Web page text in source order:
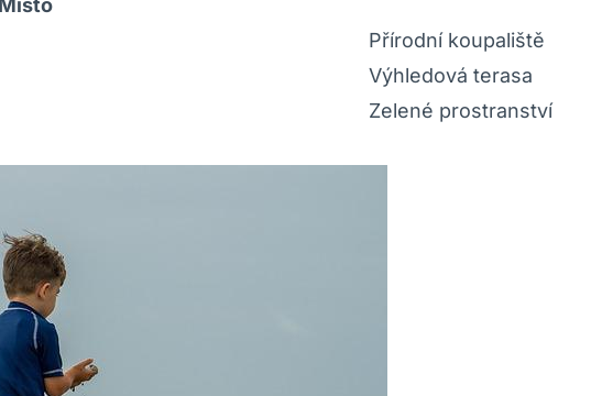
Místo
Přírodní koupaliště
Výhledová terasa
Zelené prostranství